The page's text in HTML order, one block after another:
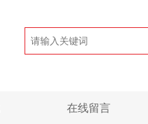
在线留言